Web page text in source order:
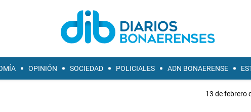
OPINIÓN SOCIEDAD POLICIALES ADN BONAERENSE
13 de febrero